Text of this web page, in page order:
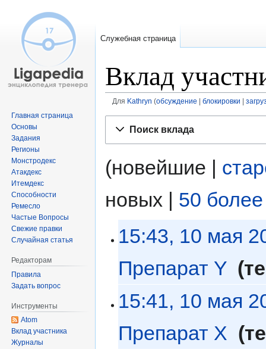
Вклад
Для Kathryn обсуждение блокировки
Поиск вклада
(новейшие |
новых | 50
15:43, 10 мая
Препарат Y
15:41, 10 мая
Препарат X
Служебная страница
Главная страница
Основы
Задания
Регионы
Монстродекс
Атакдекс
Итемдекс
Способности
Ремесло
Частые Вопросы
Свежие правки
Случайная статья
Редакторам
Правила
Задать вопрос
Инструменты
Atom
Вклад участника
Журналы